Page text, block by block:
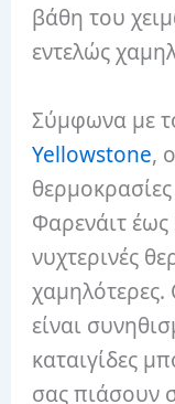
βάθη του
εντελώς
Σύμφωνα με
Yellowstone,
Φαρενάιτ
νυχτερινές
χαμηλότερες.
είναι
καταιγίδες
σας πιάσουν